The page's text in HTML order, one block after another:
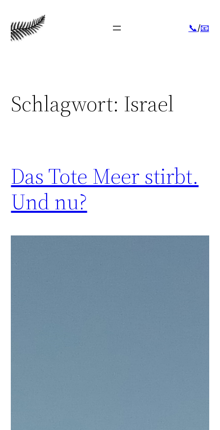
Inhalt
springen
📞/📧
Schlagwort: Israel
Das Tote Meer stirbt.
Und nu?